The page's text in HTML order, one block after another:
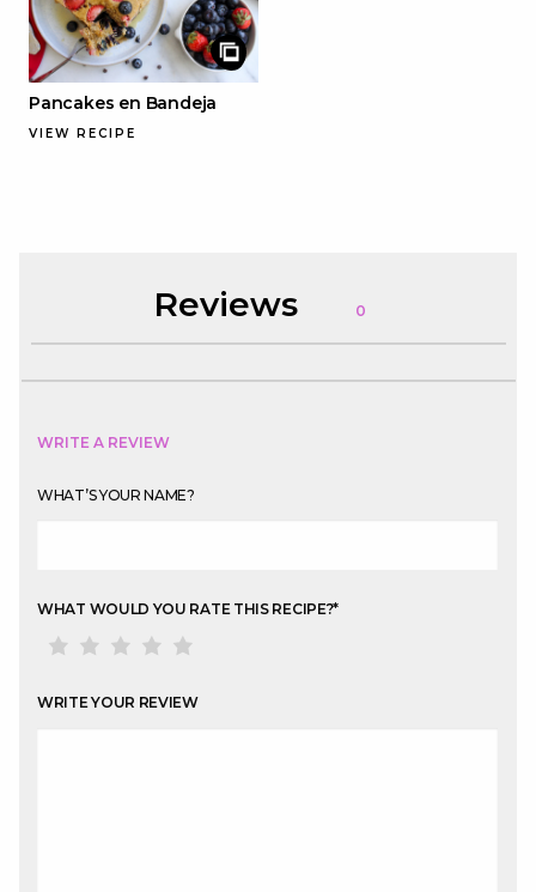
Pancakes en Bandeja
VIEW RECIPE
Reviews 0
WRITE A REVIEW
WHAT’S YOUR NAME?
WHAT WOULD YOU RATE THIS RECIPE?*
WRITE YOUR REVIEW